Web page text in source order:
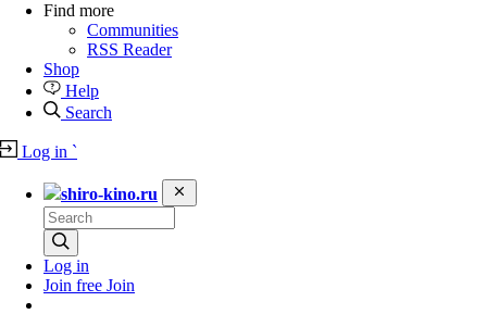
Find more
Communities
RSS Reader
Shop
Help
Search
Log in `
shiro-kino.ru
Log in
Join free Join